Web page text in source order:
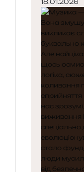
18.01.2026